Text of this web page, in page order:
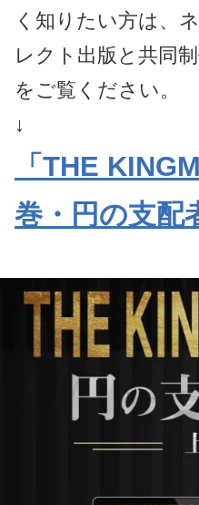
く知りたい方は、
レクト出版と共同
をご覧ください。
↓
「THE
巻・円の支配